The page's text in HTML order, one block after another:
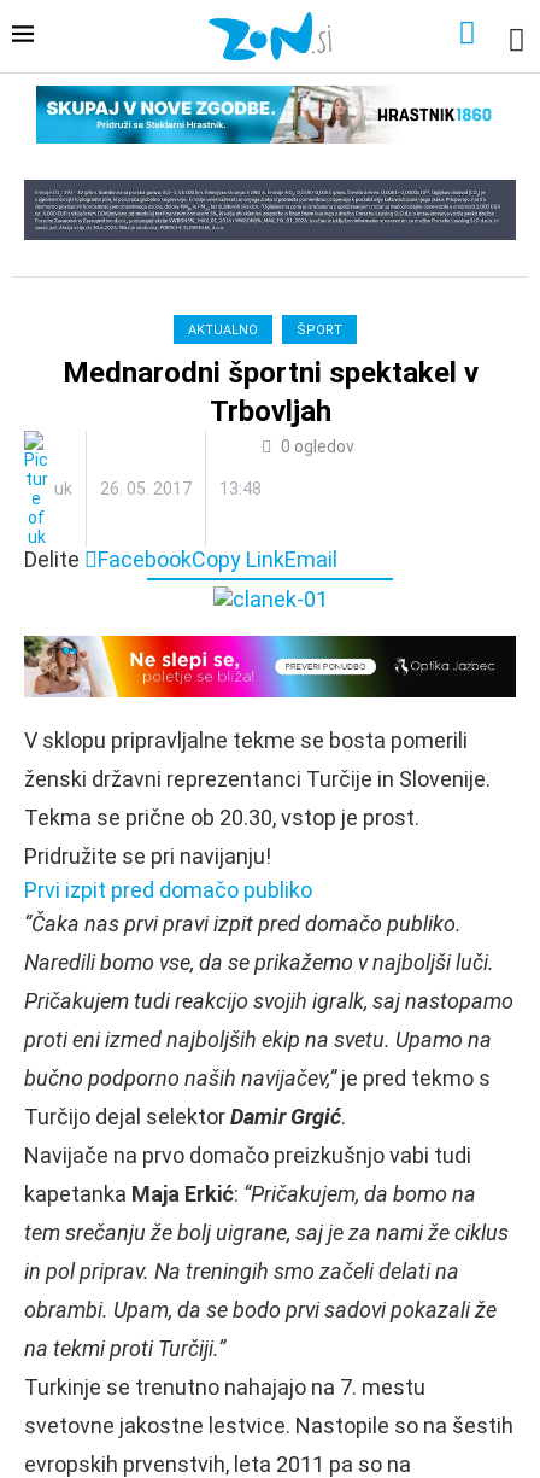
AKTUALNO ŠPORT
Mednarodni športni spektakel v
Trbovljah
uk 26. 05. 2017 13:48
0 ogledov
Delite FacebookCopy LinkEmail
V sklopu pripravljalne tekme se bosta pomerili
ženski državni reprezentanci Turčije in Slovenije.
Tekma se prične ob 20.30, vstop je prost.
Pridružite se pri navijanju!
Prvi izpit pred domačo publiko
“Čaka nas prvi pravi izpit pred domačo publiko.
Naredili bomo vse, da se prikažemo v najboljši luči.
Pričakujem tudi reakcijo svojih igralk, saj nastopamo
proti eni izmed najboljših ekip na svetu. Upamo na
bučno podporno naših navijačev,”je pred tekmo s
Turčijo dejal selektorDamir Grgić.
Navijače na prvo domačo preizkušnjo vabi tudi
kapetanka Maja Erkić: “Pričakujem, da bomo na
tem srečanju že bolj uigrane, saj je za nami že ciklus
in pol priprav. Na treningih smo začeli delati na
obrambi. Upam, da se bodo prvi sadovi pokazali že
na tekmi proti Turčiji.”
Turkinje se trenutno nahajajo na 7. mestu
svetovne jakostne lestvice. Nastopile so na šestih
evropskih prvenstvih, leta 2011 pa so na